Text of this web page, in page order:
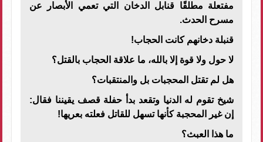
مفتعلة مطلقًا قنابل الدخان التي تعمي الأبصار عن
مسرح الحدث.
قنبلة دخانهم كانت الحجاب!
لا حول ولا قوة إلا بالله، ما علاقة الحجاب بالقتل؟
هل لم تقتل المحجبات بل والمنتقبات؟
شيخ تقوم له الدنيا وتقعد بدأ حفلة قصف يقيننا فقال:
إن غير المحجبة كأنها تسهل للقاتل فعلته بعريها!
ما هذا العبث؟